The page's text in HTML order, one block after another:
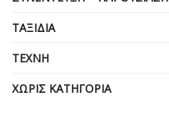
ΤΑΞΊΔΙΑ
ΤΈΧΝΗ
ΧΩΡΊΣ ΚΑΤΗΓΟΡΊΑ